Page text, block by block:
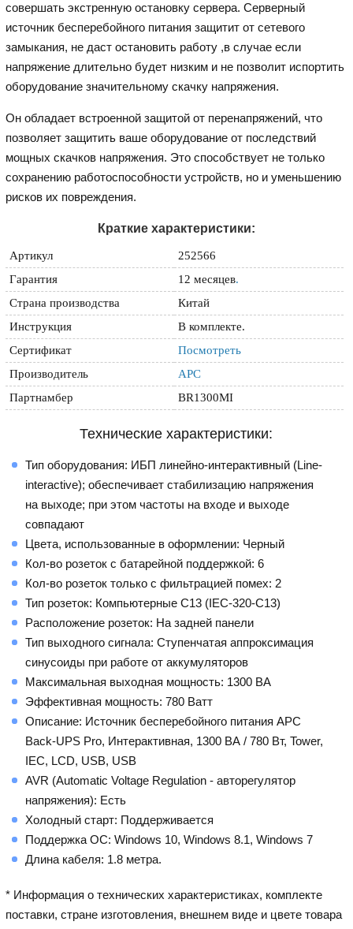
совершать экстренную остановку сервера. Серверный
источник бесперебойного питания защитит от сетевого
замыкания, не даст остановить работу ,в случае если
напряжение длительно будет низким и не позволит испортить
оборудование значительному скачку напряжения.
Он обладает встроенной защитой от перенапряжений, что
позволяет защитить ваше оборудование от последствий
мощных скачков напряжения. Это способствует не только
сохранению работоспособности устройств, но и уменьшению
рисков их повреждения.
Краткие характеристики:
Артикул
252566
Гарантия
12 месяцев.
Страна производства
Китай
Инструкция
В комплекте.
Сертификат
Посмотреть
Производитель
APC
Партнамбер
BR1300MI
Технические характеристики:
Тип оборудования: ИБП линейно-интерактивный (Line-
interactive); обеспечивает стабилизацию напряжения
на выходе; при этом частоты на входе и выходе
совпадают
Цвета, использованные в оформлении: Черный
Кол-во розеток с батарейной поддержкой: 6
Кол-во розеток только с фильтрацией помех: 2
Тип розеток: Компьютерные С13 (IEC-320-C13)
Расположение розеток: На задней панели
Тип выходного сигнала: Ступенчатая аппроксимация
синусоиды при работе от аккумуляторов
Максимальная выходная мощность: 1300 ВА
Эффективная мощность: 780 Ватт
Описание: Источник бесперебойного питания APC
Back-UPS Pro, Интерактивная, 1300 ВА / 780 Вт, Tower,
IEC, LCD, USB, USB
AVR (Automatic Voltage Regulation - авторегулятор
напряжения): Есть
Холодный старт: Поддерживается
Поддержка ОС: Windows 10, Windows 8.1, Windows 7
Длина кабеля: 1.8 метра.
* Информация о технических характеристиках, комплекте
поставки, стране изготовления, внешнем виде и цвете товара